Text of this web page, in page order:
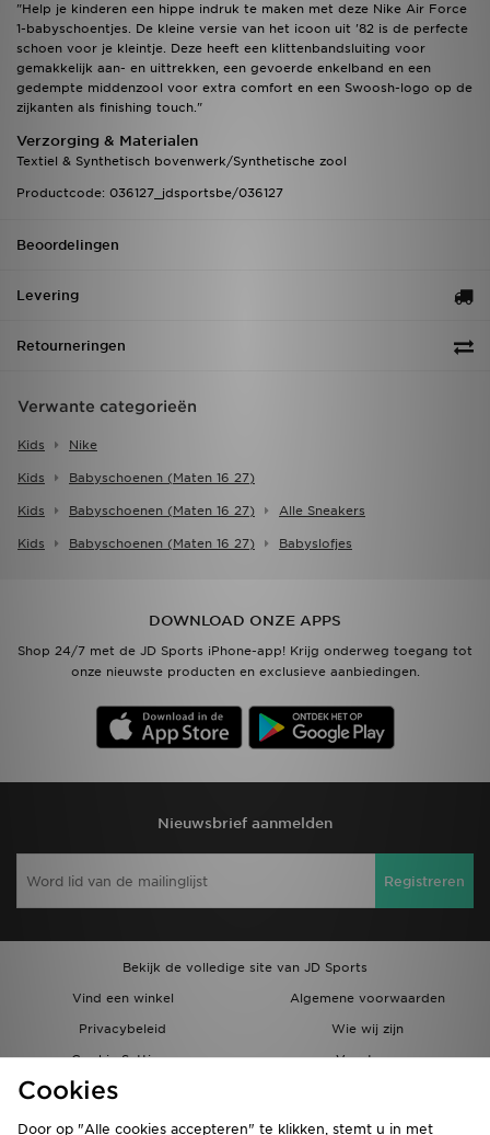
"Help je kinderen een hippe indruk te maken met deze Nike Air Force
1-babyschoentjes. De kleine versie van het icoon uit '82 is de perfecte
schoen voor je kleintje. Deze heeft een klittenbandsluiting voor
gemakkelijk aan- en uittrekken, een gevoerde enkelband en een
gedempte middenzool voor extra comfort en een Swoosh-logo op de
zijkanten als finishing touch."
Verzorging & Materialen
Textiel & Synthetisch bovenwerk/Synthetische zool
Productcode: 036127_jdsportsbe/036127
Beoordelingen
Levering
Retourneringen
Verwante categorieën
Kids Nike
Kids Babyschoenen (maten 16 27)
Kids Babyschoenen (maten 16 27) Alle Sneakers
Kids Babyschoenen (maten 16 27) Babyslofjes
DOWNLOAD ONZE APPS
Shop 24/7 met de JD Sports iPhone-app! Krijg onderweg toegang tot
onze nieuwste producten en exclusieve aanbiedingen.
Nieuwsbrief aanmelden
Registreren
Bekijk de volledige site van JD Sports
Vind een winkel
Algemene voorwaarden
Privacybeleid
Wie wij zijn
Cookie Settings
Vacatures
Bestellingen en Levering
Cookies
Door op "Alle cookies accepteren" te klikken, stemt u in met